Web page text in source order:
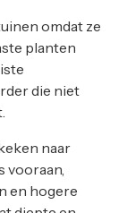
omdat ze
planten
die niet
naar
vooraan,
en hogere